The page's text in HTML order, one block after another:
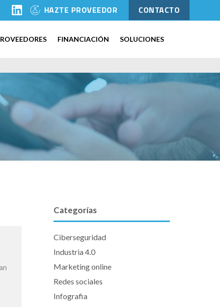
HAZTE PROVEEDOR CONTACTO
FINANCIACIÓN SOLUCIONES
Categorías
Ciberseguridad
Industria 4.0
Marketing online
Redes sociales
Infografia